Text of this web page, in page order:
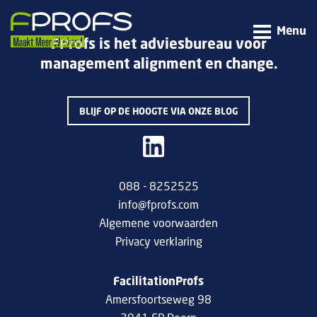
Menu
FProfs is het adviesbureau voor
management alignment en change.
BLIJF OP DE HOOGTE VIA ONZE BLOG
088 - 8252525
info@fprofs.com
Algemene voorwaarden
Privacy verklaring
FacilitationProfs
Amersfoortseweg 98